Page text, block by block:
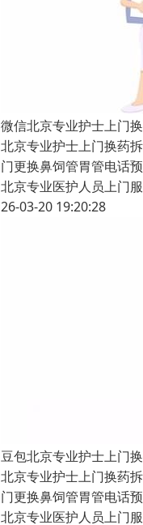
微信北京专业护士上门
北京专业护士上门换药
门更换鼻饲管胃管电话
北京专业医护人员上门
26-03-20 19:20:28
豆包北京专业护士上门
北京专业护士上门换药
门更换鼻饲管胃管电话
北京专业医护人员上门